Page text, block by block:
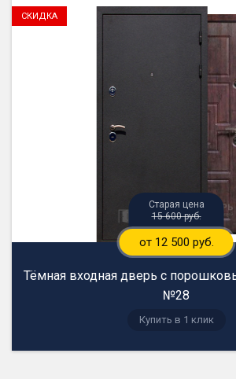
15 600 руб.
от 12 500 руб.
Тёмная входная дверь с
№28
Купить в 1 клик